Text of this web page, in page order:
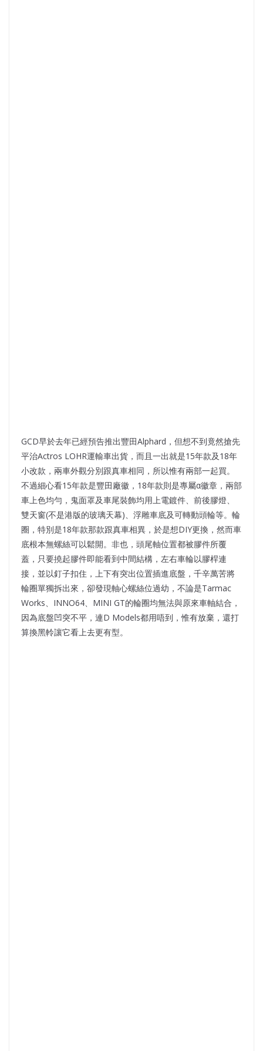
GCD早於去年已經預告推出豐田Alphard，但想不到竟然搶先
平治Actros LOHR運輸車出貨，而且一出就是15年款及18年
小改款，兩車外觀分別跟真車相同，所以惟有兩部一起買。
不過細心看15年款是豐田廠徽，18年款則是專屬α徽章，兩部
車上色均勻，鬼面罩及車尾裝飾均用上電鍍件、前後膠燈、
雙天窗(不是港版的玻璃天幕)、浮雕車底及可轉動頭輪等。輪
圈，特別是18年款那款跟真車相異，於是想DIY更換，然而車
底根本無螺絲可以鬆開。非也，頭尾軸位置都被膠件所覆
蓋，只要撓起膠件即能看到中間結構，左右車輪以膠桿連
接，並以釘子扣住，上下有突出位置插進底盤，千辛萬苦將
輪圈單獨拆出來，卻發現軸心螺絲位過幼，不論是Tarmac
Works、INNO64、MINI GT的輪圈均無法與原來車軸結合，
因為底盤凹突不平，連D Models都用唔到，惟有放棄，還打
算換黑軨讓它看上去更有型。